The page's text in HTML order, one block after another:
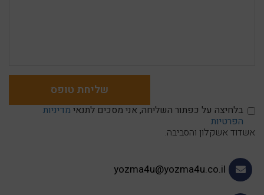
שליחת טופס
בלחיצה על כפתור השליחה, אני מסכים לתנאי מדיניות
הפרטיות
אשדוד אשקלון והסביבה.
yozma4u@yozma4u.co.il